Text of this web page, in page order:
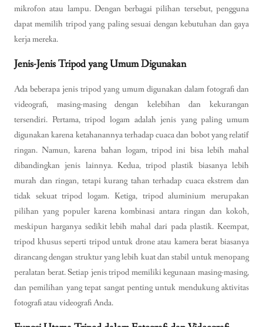
mikrofon atau lampu. Dengan berbagai pilihan tersebut, pengguna
dapat memilih tripod yang paling sesuai dengan kebutuhan dan gaya
kerja mereka.
Jenis-Jenis Tripod yang Umum Digunakan
Ada beberapa jenis tripod yang umum digunakan dalam fotografi dan
videografi, masing-masing dengan kelebihan dan kekurangan
tersendiri. Pertama, tripod logam adalah jenis yang paling umum
digunakan karena ketahanannya terhadap cuaca dan bobot yang relatif
ringan. Namun, karena bahan logam, tripod ini bisa lebih mahal
dibandingkan jenis lainnya. Kedua, tripod plastik biasanya lebih
murah dan ringan, tetapi kurang tahan terhadap cuaca ekstrem dan
tidak sekuat tripod logam. Ketiga, tripod aluminium merupakan
pilihan yang populer karena kombinasi antara ringan dan kokoh,
meskipun harganya sedikit lebih mahal dari pada plastik. Keempat,
tripod khusus seperti tripod untuk drone atau kamera berat biasanya
dirancang dengan struktur yang lebih kuat dan stabil untuk menopang
peralatan berat. Setiap jenis tripod memiliki kegunaan masing-masing,
dan pemilihan yang tepat sangat penting untuk mendukung aktivitas
fotografi atau videografi Anda.